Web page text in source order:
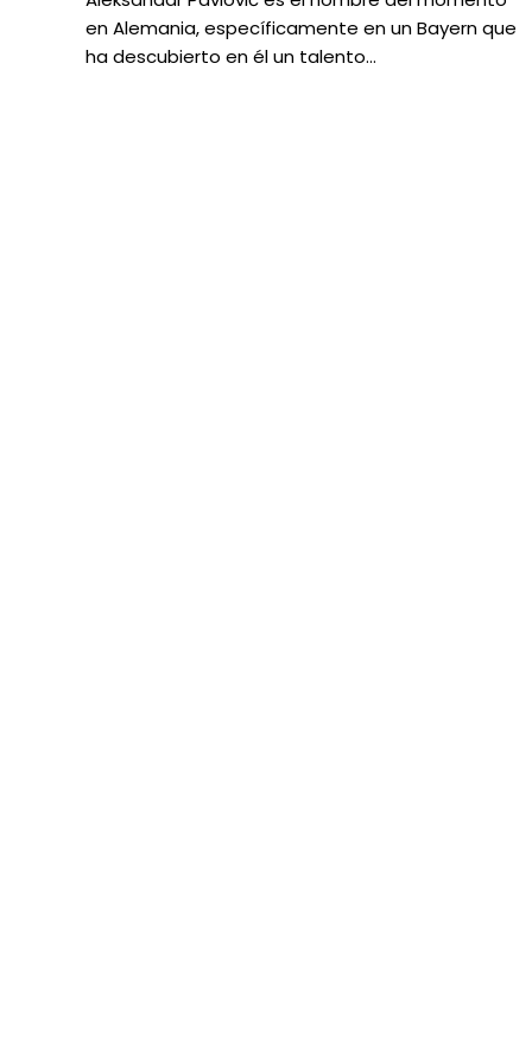
en Alemania, específicamente en un Bayern que
ha descubierto en él un talento…